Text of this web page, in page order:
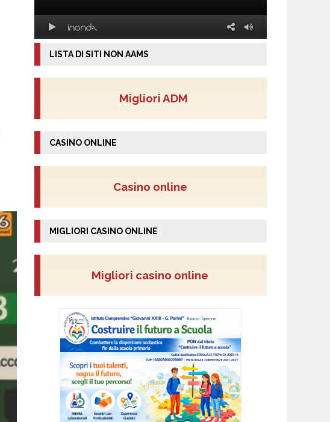
LISTA DI SITI NON AAMS
Migliori ADM
CASINO ONLINE
Casino online
MIGLIORI CASINO ONLINE
Migliori casino online